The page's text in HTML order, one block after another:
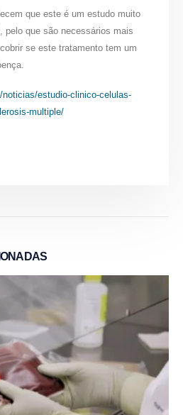
que este é um estudo muito
pelo que são necessários mais
se este tratamento tem um
estudio-clinico-celulas-
multiple/